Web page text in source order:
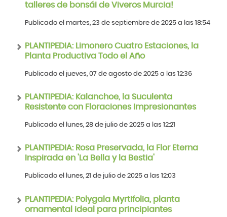
talleres de bonsái de Viveros Murcia!
Publicado el martes, 23 de septiembre de 2025 a las 18:54
PLANTIPEDIA: Limonero Cuatro Estaciones, la
Planta Productiva Todo el Año
Publicado el jueves, 07 de agosto de 2025 a las 12:36
PLANTIPEDIA: Kalanchoe, la Suculenta
Resistente con Floraciones Impresionantes
Publicado el lunes, 28 de julio de 2025 a las 12:21
PLANTIPEDIA: Rosa Preservada, la Flor Eterna
Inspirada en 'La Bella y la Bestia'
Publicado el lunes, 21 de julio de 2025 a las 12:03
PLANTIPEDIA: Polygala Myrtifolia, planta
ornamental ideal para principiantes